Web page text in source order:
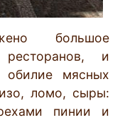
большое
и
мясных
ломо, сыры:
пинии и